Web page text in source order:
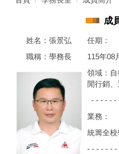
成
姓名：張景弘
職稱：學務長
任期：
115年08
領域：
閒行銷
- - - - - -
業務：
統籌全
- - - - - - -